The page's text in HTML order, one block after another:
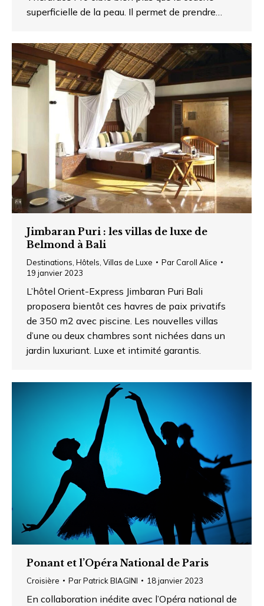
superficielle de la peau. Il permet de prendre…
Jimbaran Puri : les villas de luxe de
Belmond à Bali
Destinations, Hôtels, Villas de Luxe Par Caroll Alice
19 janvier 2023
L’hôtel Orient-Express Jimbaran Puri Bali
proposera bientôt ces havres de paix privatifs
de 350 m2 avec piscine. Les nouvelles villas
d’une ou deux chambres sont nichées dans un
jardin luxuriant. Luxe et intimité garantis.
Ponant et l’Opéra National de Paris
Croisière ParPatrick BIAGINI 18 janvier 2023
En collaboration inédite avec l’Opéra national de